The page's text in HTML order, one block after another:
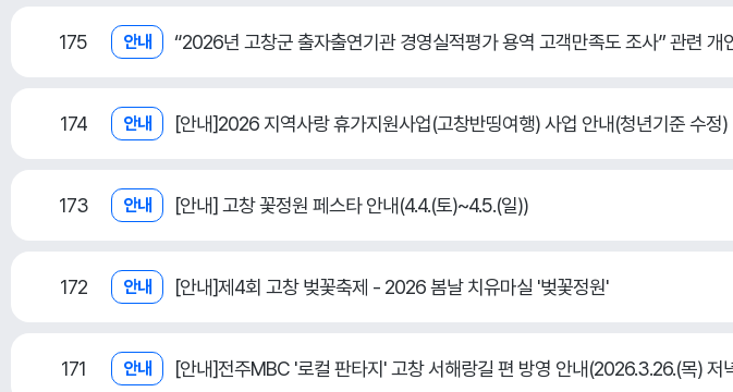
175 안내 “2026년 고창군 출자출연기관 경영실적평가 용역 고객만족도 조사” 관련 개
174 안내 [안내]2026 지역사랑 휴가지원사업(고창반띵여행) 사업 안내(청년기준 수정)
173 안내 [안내] 고창 꽃정원 페스타 안내(4.4.(토)~4.5.(일))
172 안내 [안내]제4회 고창 벚꽃축제 - 2026 봄날 치유마실 '벚꽃정원'
171 안내 [안내]전주MBC '로컬 판타지' 고창 서해랑길 편 방영 안내(2026.3.26.(목) 저